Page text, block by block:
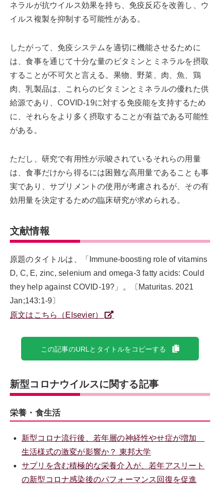
ネラルが抗ウイルス効果を持ち、免疫反応を改善し、ウ
イルス複製を抑制する可能性がある。
したがって、免疫システムを適切に機能させるために
は、食事を通じて十分な量のビタミンとミネラルを摂取
することが不可欠と言える。果物、野菜、肉、魚、鶏
肉、乳製品は、これらのビタミンとミネラルの優れた供
給源であり、COVID-19に対する免疫能を支持するため
に、それらをより多く摂取することが有益である可能性
がある。
ただし、研究で有用性が示唆されているそれらの用量
は、食事だけから得るには困難な高用量であることも事
実であり、サプリメントの使用が考慮されるが、その有
効用量を決定するための臨床研究が求められる。
文献情報
原題のタイトルは、「Immune-boosting role of vitamins
D, C, E, zinc, selenium and omega-3 fatty acids: Could
they help against COVID-19?」。〔Maturitas. 2021
Jan;143:1-9〕
原文はこちら（Elsevier）
この記事のURLとタイトルをコピーする
新型コロナウイルスに関する記事
栄養・食生活
新型コロナ流行後、若年層の神経性やせ症が増加
生活様式の激変が影響か？ 東邦大学
サプリを含む積極的な栄養介入が、若年アスリート
の新型コロナ感染後のパフォーマンス回復を促進